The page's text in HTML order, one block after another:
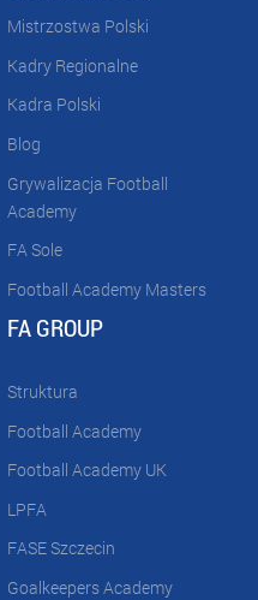
Mistrzostwa Polski
Kadry Regionalne
Kadra Polski
Blog
Grywalizacja Football
Academy
FA Sole
Football Academy Masters
FA GROUP
Struktura
Football Academy
Football Academy UK
LPFA
FASE Szczecin
Goalkeepers Academy